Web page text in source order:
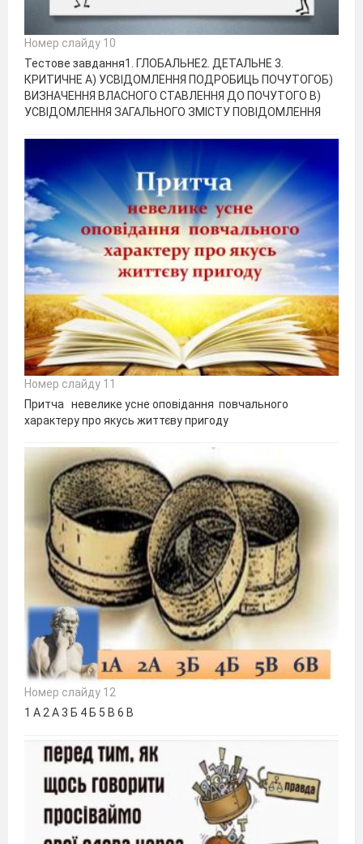
Номер слайду 10
Тестове завдання1. ГЛОБАЛЬНЕ2. ДЕТАЛЬНЕ 3.
КРИТИЧНЕ А) УСВІДОМЛЕННЯ ПОДРОБИЦЬ ПОЧУТОГОБ)
ВИЗНАЧЕННЯ ВЛАСНОГО СТАВЛЕННЯ ДО ПОЧУТОГО В)
УСВІДОМЛЕННЯ ЗАГАЛЬНОГО ЗМІСТУ ПОВІДОМЛЕННЯ
Номер слайду 11
Притча невелике усне оповідання повчального
характеру про якусь життєву пригоду
Номер слайду 12
1 А 2 А 3 Б 4 Б 5 В 6 В